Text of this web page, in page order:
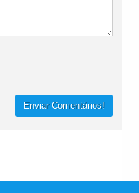
Enviar Comentários!